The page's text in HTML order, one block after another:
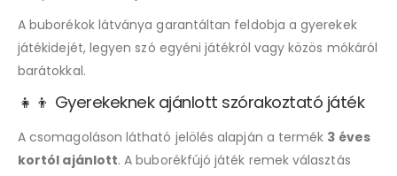
A buborékok látványa garantáltan feldobja a gyerekek
játékidejét, legyen szó egyéni játékról vagy közös mókáról
barátokkal.
👧👦 Gyerekeknek ajánlott szórakoztató játék
A csomagoláson látható jelölés alapján a termék 3 éves
kortól ajánlott. A buborékfújó játék remek választás